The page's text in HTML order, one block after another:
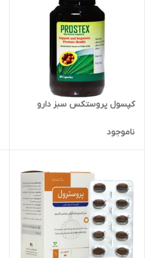
کپسول پروستکس سبز دارو
ناموجود